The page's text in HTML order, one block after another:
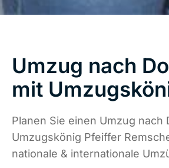
Umzug nach
mit
Planen Sie einen Umzug
Umzugskönig Pfeiffer
nationale & internationale